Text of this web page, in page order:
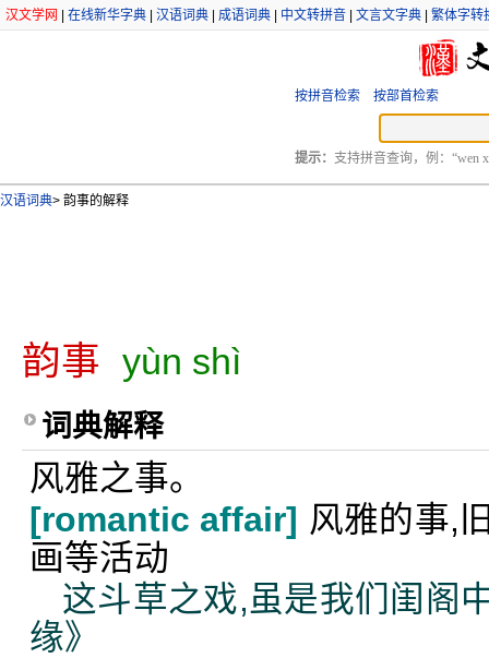
汉文学网 在线新华字典 汉语词典 成语词典 中文转拼音 文言文字典 繁体字转
按拼音检索 按部首检索
提示： 支持拼音查询，例：“wen
汉语词典> 韵事的解释
韵事 yùn shì
词典解释
风雅之事。
[romantic affair] 风雅的事,
画等活动
这斗草之戏,虽是我们闺
缘》